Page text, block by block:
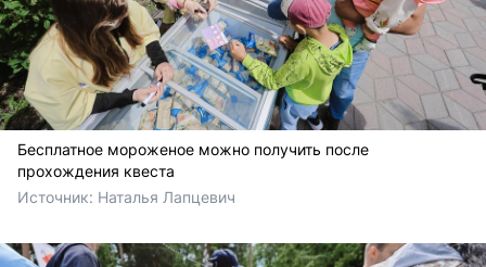
Бесплатное мороженое можно получить после
прохождения квеста
Источник: Наталья Лапцевич